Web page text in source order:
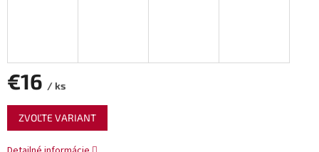
€16 / ks
Jednotková
cena:
ZVOĽTE VARIANT